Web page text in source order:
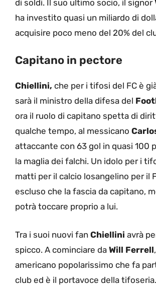
di soldi. Il suo ultimo socio, il signor
ha investito quasi un miliardo di
acquisire poco meno del 20% del
Capitano in pectore
Chiellini, che per i tifosi del FC è
sarà il ministro della difesa del
ora il ruolo di capitano spetta di
qualche tempo, al messicano
attaccante con 63 gol in quasi 100
la maglia dei falchi. Un idolo per i
matti per il calcio losangelino per il
escluso che la fascia da capitano,
potrà toccare proprio a lui.
Tra i suoi nuovi fan Chiellini avrà
spicco. A cominciare da Will Ferrell
americano popolarissimo che fa
club ed è il portavoce della